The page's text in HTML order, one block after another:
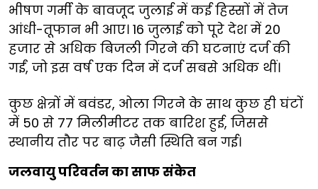
भीषण गर्मी के बावजूद जुलाई में कई हिस्सों में तेज
आंधी-तूफान भी आए। 16 जुलाई को पूरे देश में 20
हजार से अधिक बिजली गिरने की घटनाएं दर्ज की
गईं, जो इस वर्ष एक दिन में दर्ज सबसे अधिक थीं।
कुछ क्षेत्रों में बवंडर, ओला गिरने के साथ कुछ ही घंटों
में 50 से 77 मिलीमीटर तक बारिश हुई, जिससे
स्थानीय तौर पर बाढ़ जैसी स्थिति बन गई।
जलवायु परिवर्तन का साफ संकेत